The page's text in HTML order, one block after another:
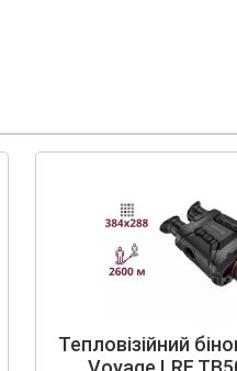
Тепловізійний